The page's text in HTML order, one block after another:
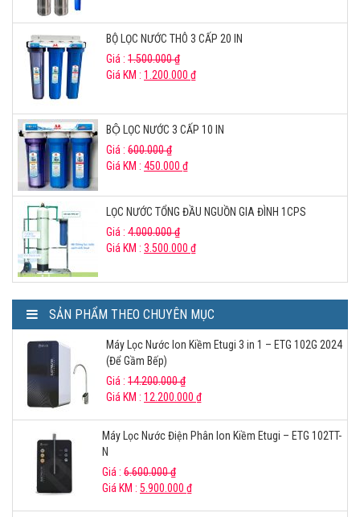
BỘ LỌC NƯỚC THÔ 3 CẤP 20 IN
Giá : 1.500.000₫
Giá KM : 1.200.000 ₫
BỘ LỌC NƯỚC 3 CẤP 10 IN
Giá : 600.000₫
Giá KM : 450.000 ₫
LỌC NƯỚC TỔNG ĐẦU NGUỒN GIA ĐÌNH 1CPS
Giá : 4.000.000₫
Giá KM : 3.500.000 ₫
SẢN PHẨM THEO CHUYÊN MỤC
Máy Lọc Nước Ion Kiềm Etugi 3 in 1 – ETG 102G 2024
(Để Gầm Bếp)
Giá : 14.200.000₫
Giá KM : 12.200.000 ₫
Máy Lọc Nước Điện Phân Ion Kiềm Etugi – ETG 102TT-
N
Giá : 6.600.000₫
Giá KM : 5.900.000 ₫